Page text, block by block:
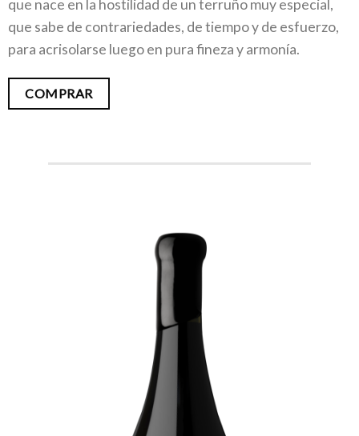
que nace en la hostilidad de un terruño muy especial,
que sabe de contrariedades, de tiempo y de esfuerzo,
para acrisolarse luego en pura fineza y armonía.
COMPRAR